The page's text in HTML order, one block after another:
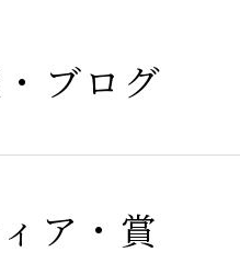
ブログ
ア・賞